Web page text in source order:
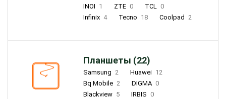
INOI 1 ZTE 0 TCL 0
Infinix 4 Tecno 18 Coolpad 2
Планшеты (22)
Samsung 2 Huawei 12
Bq Mobile 2 DIGMA 0
Blackview 5 IRBIS 0